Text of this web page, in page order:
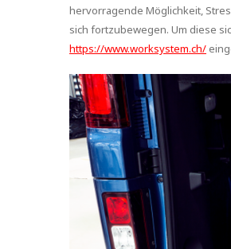
hervorragende Möglichkeit,
sich fortzubewegen. Um diese
https://www.worksystem.ch/